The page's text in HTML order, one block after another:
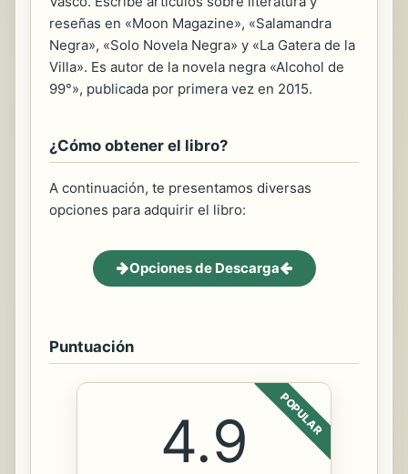
reseñas en «Moon Magazine», «Salamandra
Negra», «Solo Novela Negra» y «La Gatera de la
Villa». Es autor de la novela negra «Alcohol de
99°», publicada por primera vez en 2015.
¿Cómo obtener el libro?
A continuación, te presentamos diversas
opciones para adquirir el libro:
Opciones de Descarga
Puntuación
POPULAR
4.9